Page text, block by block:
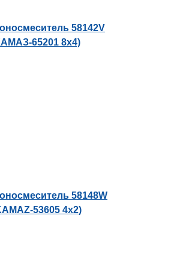
58142V
65201 8х4)
58148W
53605 4х2)